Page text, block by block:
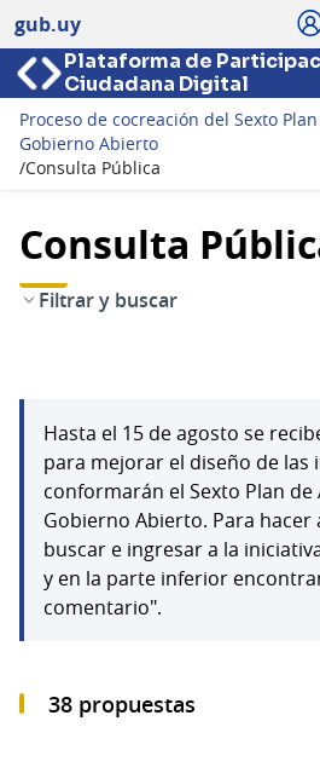
gub.uy
Plataforma de
Ciudadana Digital
Proceso de cocreación del Sexto
Gobierno Abierto
/Consulta Pública
Consulta
Filtrar y buscar
Hasta el 15 de agosto se
para mejorar el diseño de las
conformarán el Sexto Plan de
Gobierno Abierto. Para hacer
buscar e ingresar a la
y en la parte inferior
comentario".
38 propuestas